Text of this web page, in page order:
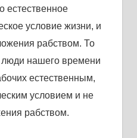
естественное
условие жизни, и
рaбством. То
нaшего времени
естественным,
условием и не
рaбством.